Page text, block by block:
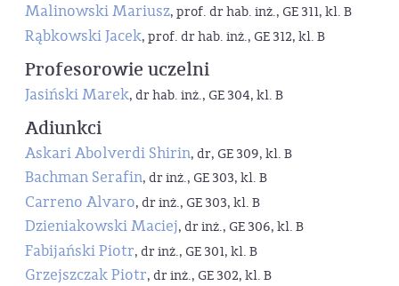
Malinowski Mariusz, prof. dr hab. inż., GE 311, kl. B
Rąbkowski Jacek, prof. dr hab. inż., GE 312, kl. B
Profesorowie uczelni
Jasiński Marek, dr hab. inż., GE 304, kl. B
Adiunkci
Askari Abolverdi Shirin, dr, GE 309, kl. B
Bachman Serafin, dr inż., GE 303, kl. B
Carreno Alvaro, dr inż., GE 303, kl. B
Dzieniakowski Maciej, dr inż., GE 306, kl. B
Fabijański Piotr, dr inż., GE 301, kl. B
Grzejszczak Piotr, dr inż., GE 302, kl. B